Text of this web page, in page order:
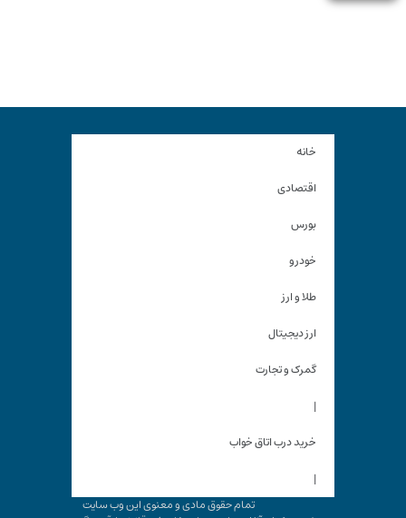
خانه
اقتصادی
بورس
خودرو
طلا و ارز
ارز دیجیتال
گمرک و تجارت
|
خرید درب اتاق خواب
|
تمام حقوق مادی و معنوی این وب سایت